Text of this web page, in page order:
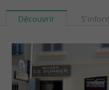
Découvrir